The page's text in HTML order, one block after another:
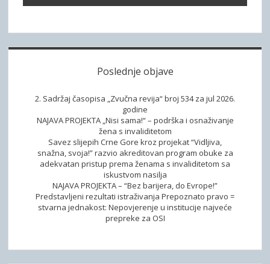
a g
a
Poslednje objave
2. Sadržaj časopisa „Zvučna revija“ broj 534 za jul 2026.
godine
NAJAVA PROJEKTA „Nisi sama!“ – podrška i osnaživanje
žena s invaliditetom
Savez slijepih Crne Gore kroz projekat “Vidljiva,
snažna, svoja!” razvio akreditovan program obuke za
adekvatan pristup prema ženama s invaliditetom sa
iskustvom nasilja
NAJAVA PROJEKTA – “Bez barijera, do Evrope!”
Predstavljeni rezultati istraživanja Prepoznato pravo =
stvarna jednakost: Nepovjerenje u institucije najveće
prepreke za OSI